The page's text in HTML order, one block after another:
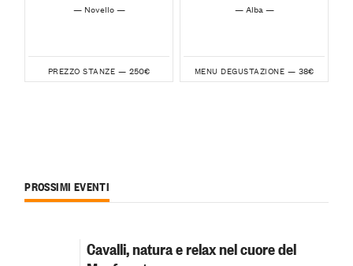
— Novello —
PREZZO STANZE — 250€
— Alba —
MENU DEGUSTAZIONE — 38€
PROSSIMI EVENTI
Cavalli, natura e relax nel cuore del